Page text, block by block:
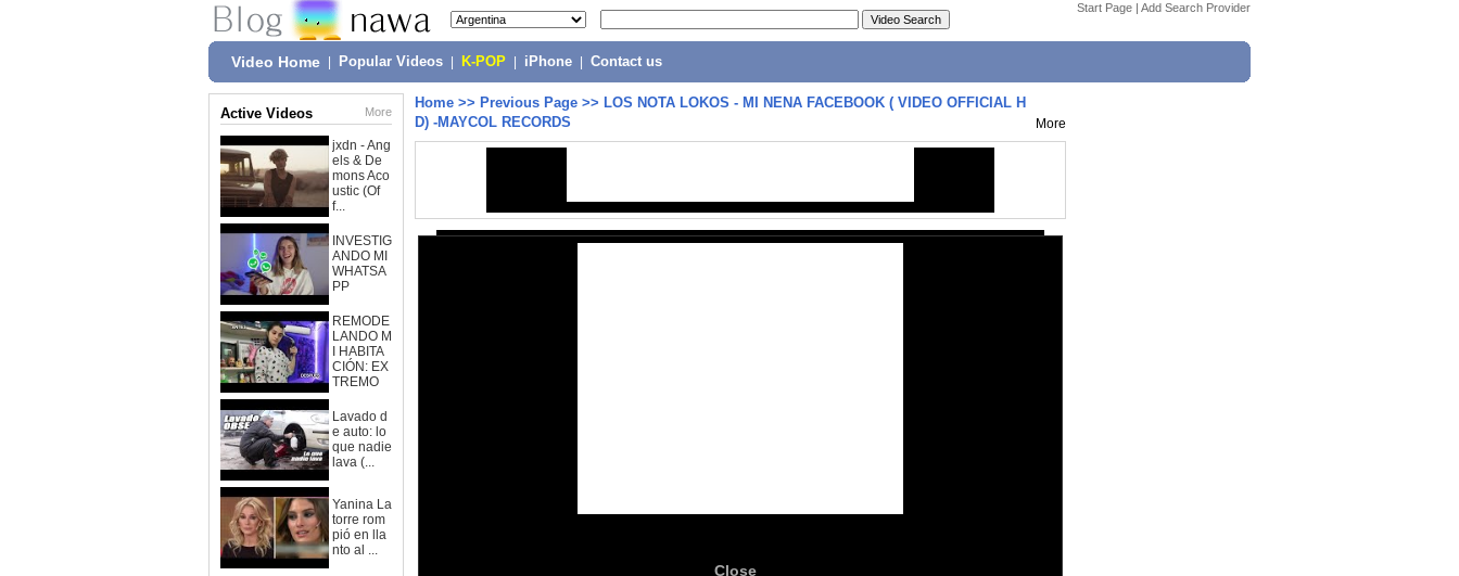
Start Page | Add Search Provider
Video Home Popular Videos K-POP iPhone Contact us
Active Videos More
jxdn - Ang
els & De
mons Aco
ustic (Of
f...
INVESTIG
ANDO MI
WHATSA
PP
REMODE
LANDO M
I HABITA
CIÓN: EX
TREMO
Lavado d
e auto: lo
que nadie
lava (...
Yanina La
torre rom
pió en lla
nto al ...
Home >> Previous Page >> LOS NOTA LOKOS - MI NENA FACEBOOK ( VIDEO OFFICIAL H
D) -MAYCOL RECORDS
More
Close